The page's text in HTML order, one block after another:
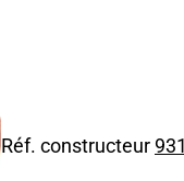
Réf. constructeur